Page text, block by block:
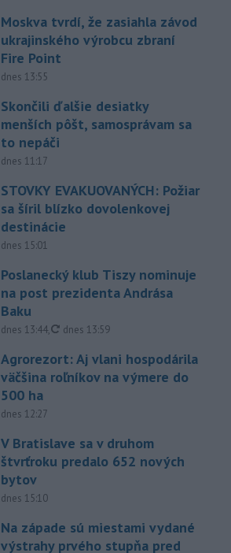
Moskva tvrdí, že zasiahla závod
ukrajinského výrobcu zbraní
Fire Point
dnes 13:55
Skončili ďalšie desiatky
menších pôšt, samosprávam sa
to nepáči
dnes 11:17
STOVKY EVAKUOVANÝCH: Požiar
sa šíril blízko dovolenkovej
destinácie
dnes 15:01
Poslanecký klub Tiszy nominuje
na post prezidenta Andrása
Baku
dnes 13:44, aktualizované
dnes 13:59
Agrorezort: Aj vlani hospodárila
väčšina roľníkov na výmere do
500 ha
dnes 12:27
V Bratislave sa v druhom
štvrťroku predalo 652 nových
bytov
dnes 15:10
Na západe sú miestami vydané
výstrahy prvého stupňa pred